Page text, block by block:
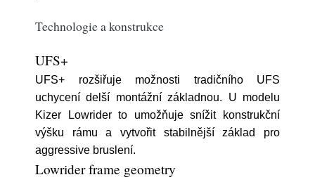
Technologie a konstrukce
UFS+
UFS+ rozšiřuje možnosti tradičního UFS
uchycení delší montážní základnou. U modelu
Kizer Lowrider to umožňuje snížit konstrukční
výšku rámu a vytvořit stabilnější základ pro
aggressive bruslení.
Lowrider frame geometry